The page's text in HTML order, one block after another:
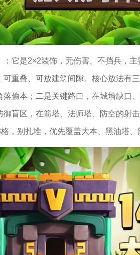
它是2×2装饰，无伤害、不挡兵，
重叠、可放建筑间隙。核心放法有
偷本；二是关键路口，在城墙缺口
盲区，在箭塔、法师塔、防空的射
，别扎堆，优先覆盖大本、黑油塔、